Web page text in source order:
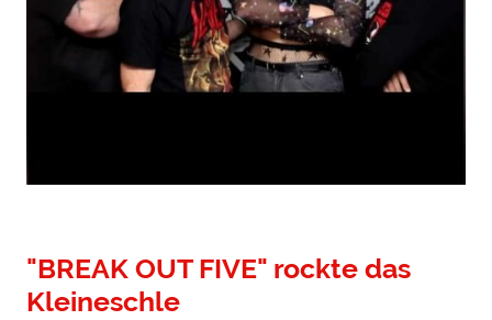
"BREAK OUT FIVE" rockte das
Kleineschle